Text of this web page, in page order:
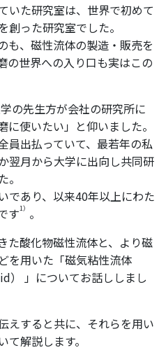
いた研究室は、世界で初めて
った研究室でした。
も、磁性流体の製造・販売を
の世界への入り口も実はこの
の先生方が会社の研究所に
使いたい」と仰いました。
員出払っていて、最若年の私
翌月から大学に出向し共同研
であり、以来40年以上にわた
す1） 。
た酸化物磁性流体と、より磁
を用いた「磁気粘性流体
） 」についてお話ししまし
えすると共に、それらを用い
解説します。